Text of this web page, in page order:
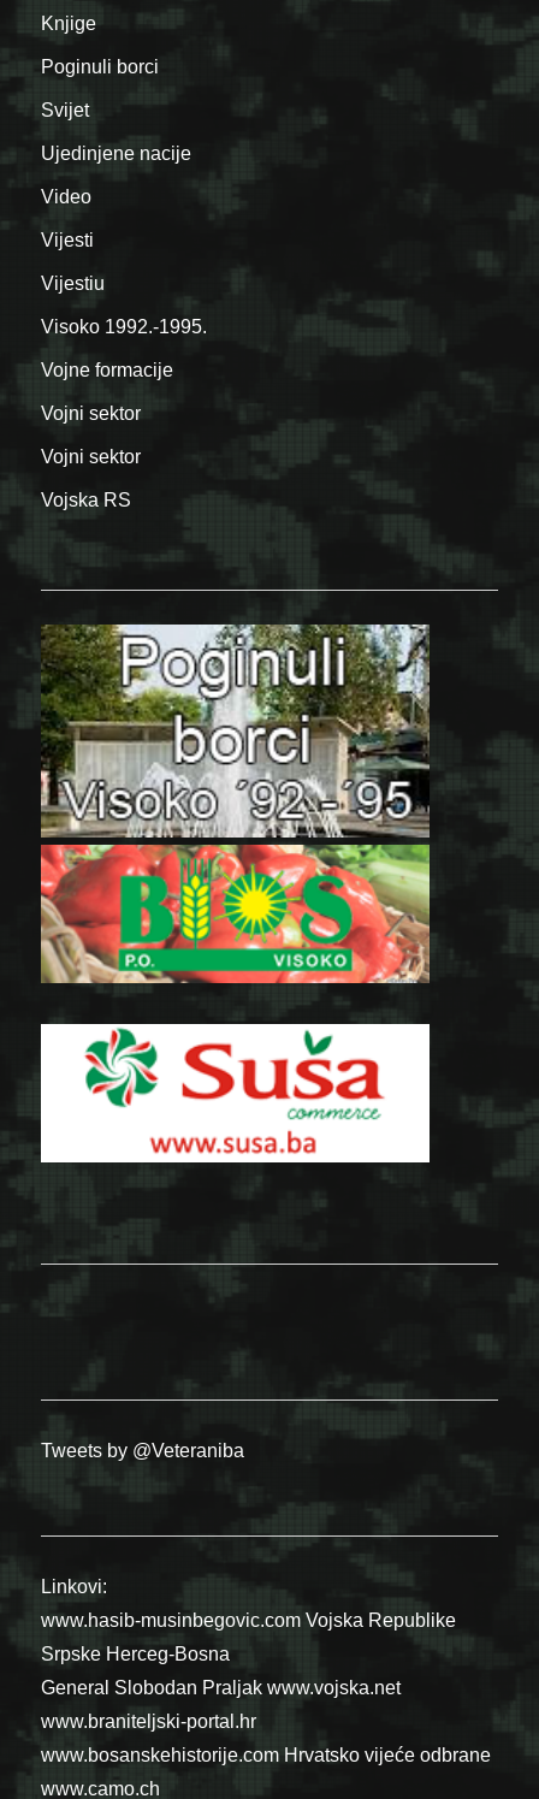
Knjige
Poginuli borci
Svijet
Ujedinjene nacije
Video
Vijesti
Vijestiu
Visoko 1992.-1995.
Vojne formacije
Vojni sektor
Vojni sektor
Vojska RS
Tweets by @Veteraniba
Linkovi:
www.hasib-musinbegovic.com Vojska Republike
Srpske Herceg-Bosna
General Slobodan Praljak www.vojska.net
www.braniteljski-portal.hr
www.bosanskehistorije.com Hrvatsko vijeće odbrane
www.camo.ch